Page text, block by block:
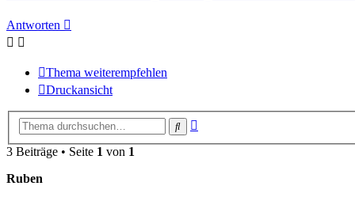
Antworten
Thema weiterempfehlen
Druckansicht
Suche
3 Beiträge • Seite 1 von 1
Ruben